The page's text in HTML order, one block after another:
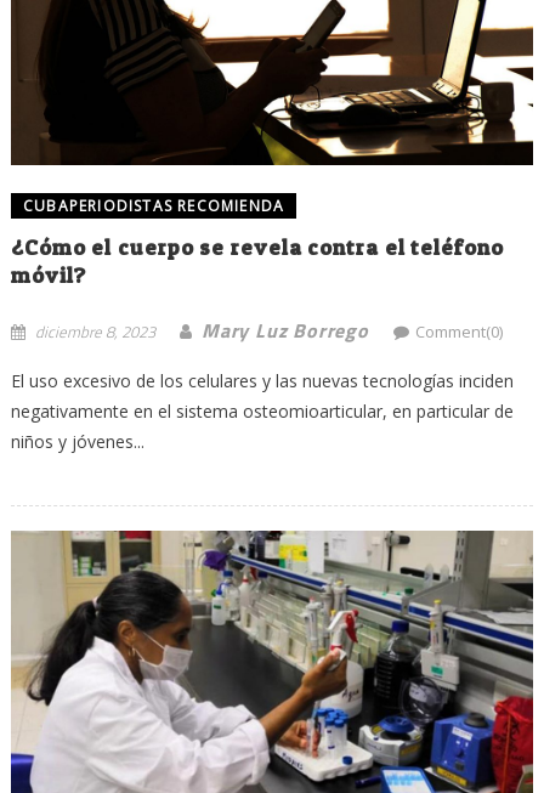
CUBAPERIODISTAS RECOMIENDA
¿Cómo el cuerpo se revela contra el teléfono
móvil?
diciembre 8, 2023 Mary Luz Borrego Comment(0)
El uso excesivo de los celulares y las nuevas tecnologías inciden
negativamente en el sistema osteomioarticular, en particular de
niños y jóvenes...